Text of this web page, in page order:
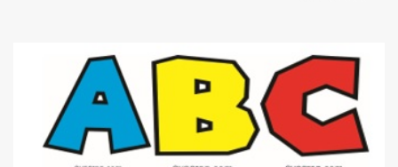
decorar el dormitorio con pósters Cama con diseño de ring de
boxeo Ideas para decoraciones de fiestas infantiles Cosas bonitas
que se pueden hacer con gomas de coche